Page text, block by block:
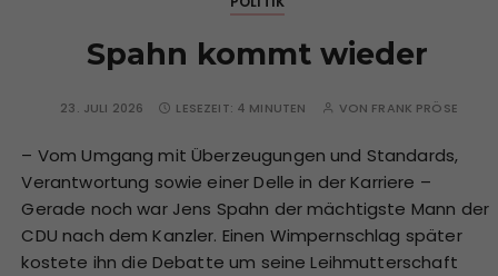
Spahn kommt wieder
23. JULI 2026 LESEZEIT: 4 MINUTEN VON FRANK PRÖSE
– Vom Umgang mit Überzeugungen und Standards,
Verantwortung sowie einer Delle in der Karriere –
Gerade noch war Jens Spahn der mächtigste Mann der
CDU nach dem Kanzler. Einen Wimpernschlag später
kostete ihn die Debatte um seine Leihmutterschaft